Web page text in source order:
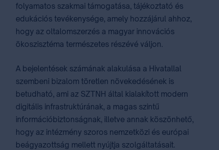
folyamatos szakmai támogatása, tájékoztató és
edukációs tevékenysége, amely hozzájárul ahhoz,
hogy az oltalomszerzés a magyar innovációs
ökoszisztéma természetes részévé váljon.
A bejelentések számának alakulása a Hivatallal
szembeni bizalom töretlen növekedésének is
betudható, ami az SZTNH által kialakított modern
digitális infrastruktúrának, a magas szintű
információbiztonságnak, illetve annak köszönhető,
hogy az intézmény szoros nemzetközi és európai
beágyazottság mellett nyújtja szolgáltatásait.